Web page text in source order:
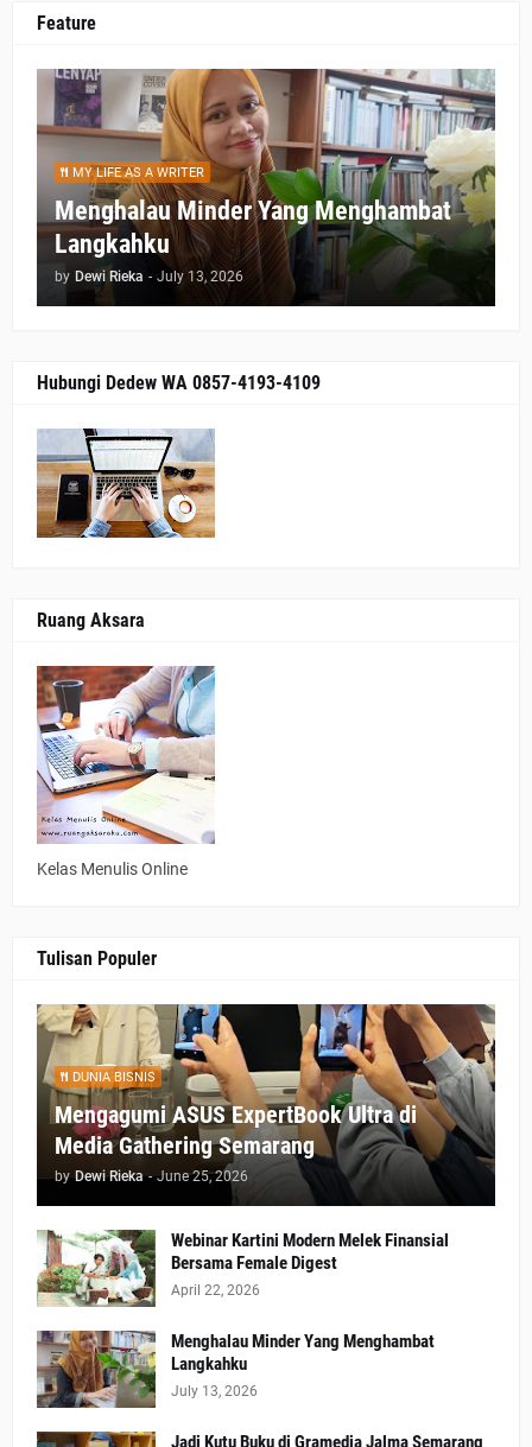
Feature
MY LIFE AS A WRITER
Menghalau Minder Yang Menghambat
Langkahku
by Dewi Rieka - July 13, 2026
Hubungi Dedew WA 0857-4193-4109
Ruang Aksara
Kelas Menulis Online
Tulisan Populer
DUNIA BISNIS
Mengagumi ASUS ExpertBook Ultra di
Media Gathering Semarang
by Dewi Rieka - June 25, 2026
Webinar Kartini Modern Melek Finansial
Bersama Female Digest
April 22, 2026
Menghalau Minder Yang Menghambat
Langkahku
July 13, 2026
Jadi Kutu Buku di Gramedia Jalma Semarang